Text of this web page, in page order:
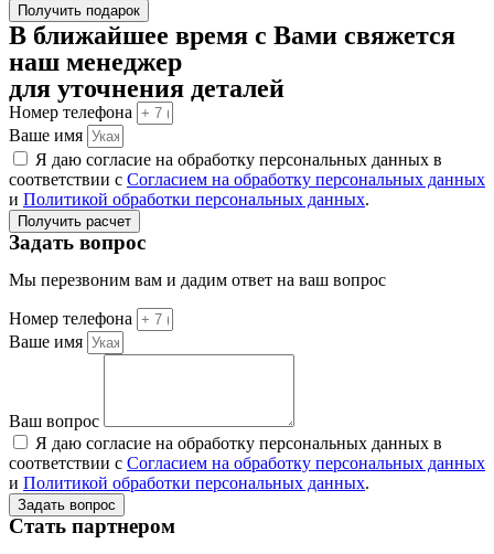
Получить подарок
В ближайшее время с Вами свяжется
наш менеджер
для уточнения деталей
Номер телефона
Ваше имя
Я даю согласие на обработку персональных данных в
соответствии с Согласием на обработку персональных данных
и Политикой обработки персональных данных.
Получить расчет
Задать вопрос
Мы перезвоним вам и дадим ответ на ваш вопрос
Номер телефона
Ваше имя
Ваш вопрос
Я даю согласие на обработку персональных данных в
соответствии с Согласием на обработку персональных данных
и Политикой обработки персональных данных.
Задать вопрос
Стать партнером